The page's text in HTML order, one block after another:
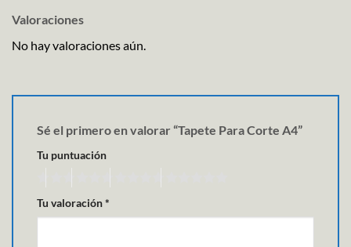
Valoraciones
No hay valoraciones aún.
Sé el primero en valorar “Tapete Para Corte A4”
Tu puntuación
Tu valoración*